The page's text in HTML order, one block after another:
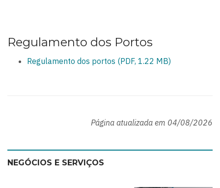
Regulamento dos Portos
Regulamento dos portos (PDF, 1.22 MB)
Página atualizada em 04/08/2026
NEGÓCIOS E SERVIÇOS